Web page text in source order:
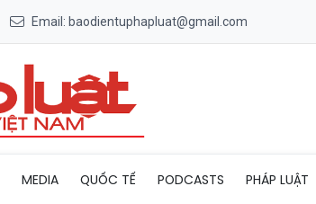
Email: baodientuphapluat@gmail.com
MEDIA QUỐC TẾ PODCASTS PHÁP LUẬT